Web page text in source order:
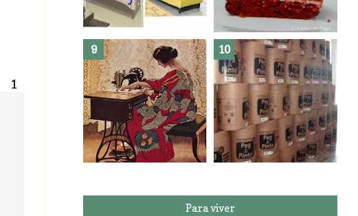
Como fazer leites vegetais ? O medo que habita em nós.
Reforma do sofá, agora é
em patchwork!
The Red Velvet !!! O Perfeito
Para viver